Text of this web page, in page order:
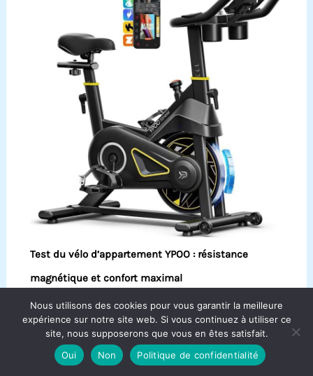
Test du vélo d’appartement YPOO : résistance
magnétique et confort maximal
Nous utilisons des cookies pour vous garantir la meilleure
expérience sur notre site web. Si vous continuez à utiliser ce
site, nous supposerons que vous en êtes satisfait.
Oui
Non Politique de confidentialité